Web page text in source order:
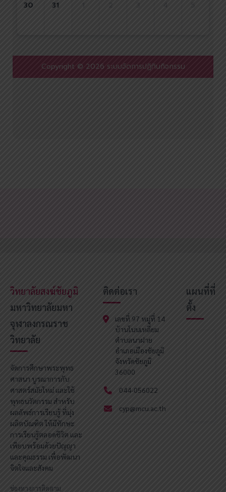
วิทยาลัยสงฆ์ชัยภูมิ
มหาวิทยาลัยมหา
จุฬาลงกรณราช
วิทยาลัย
จัดการศึกษาพระพุทธ
ศาสนา บูรณาการกับ
ศาสตร์สมัยใหม่ และใช้
พุทธนวัตกรรม สำหรับ
ผลลัพธ์การเรียนรู้ ที่มุ่ง
ผลิตบัณฑิต ให้มีทักษะ
การเรียนรู้ตลอดชีวิต และ
เพียบพร้อมด้วยปัญญา
และคุณธรรม เพื่อพัฒนา
จิตใจและสังคม
ช่องทางการติดตาม
ติดต่อเรา
เลขที่ 97 หมู่ที่ 14
บ้านโนนเหลี่ยม
ตำบลนาฝาย
อำเภอเมืองชัยภูมิ
จังหวัดชัยภูมิ
36000
044-056022
cyp@mcu.ac.th
แผนที่ที่
ตั้ง